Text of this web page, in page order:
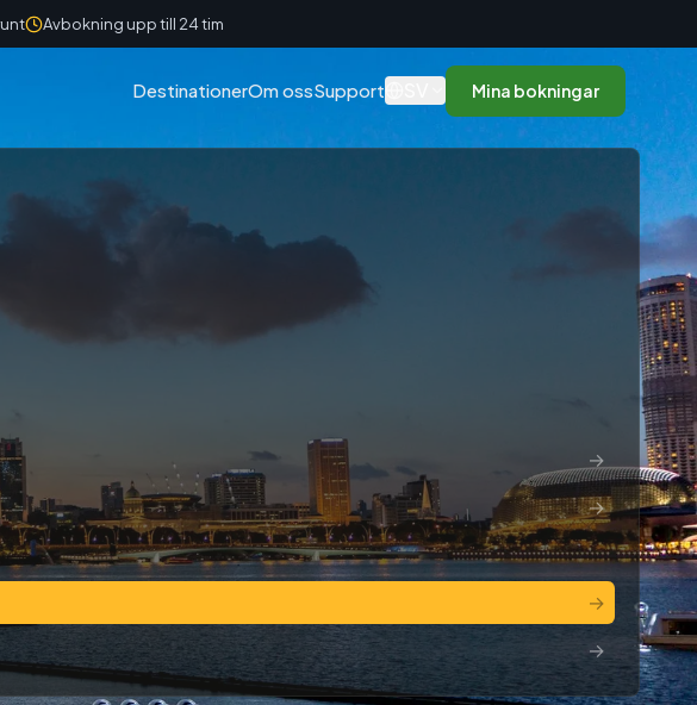
Avbokning upp till 24 tim
DestinationerOm ossSupport Mina bokningar
→
→
→
→